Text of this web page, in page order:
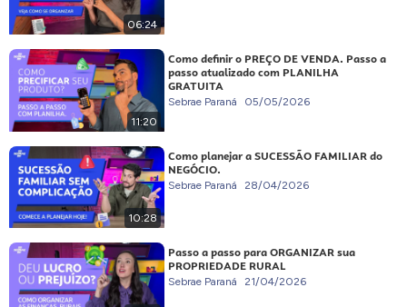
06:24
11:20
Como definir o PREÇO DE VENDA. Passo a
passo atualizado com PLANILHA
GRATUITA
Sebrae Paraná 05/05/2026
10:28
Como planejar a SUCESSÃO FAMILIAR do
NEGÓCIO.
Sebrae Paraná 28/04/2026
Passo a passo para ORGANIZAR sua
PROPRIEDADE RURAL
Sebrae Paraná 21/04/2026